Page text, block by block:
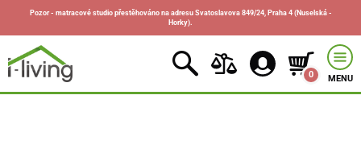
Pozor - matracové studio přestěhováno na adresu Svatoslavova 849/24, Praha 4 (Nuselská -
Horky).
0 MENU